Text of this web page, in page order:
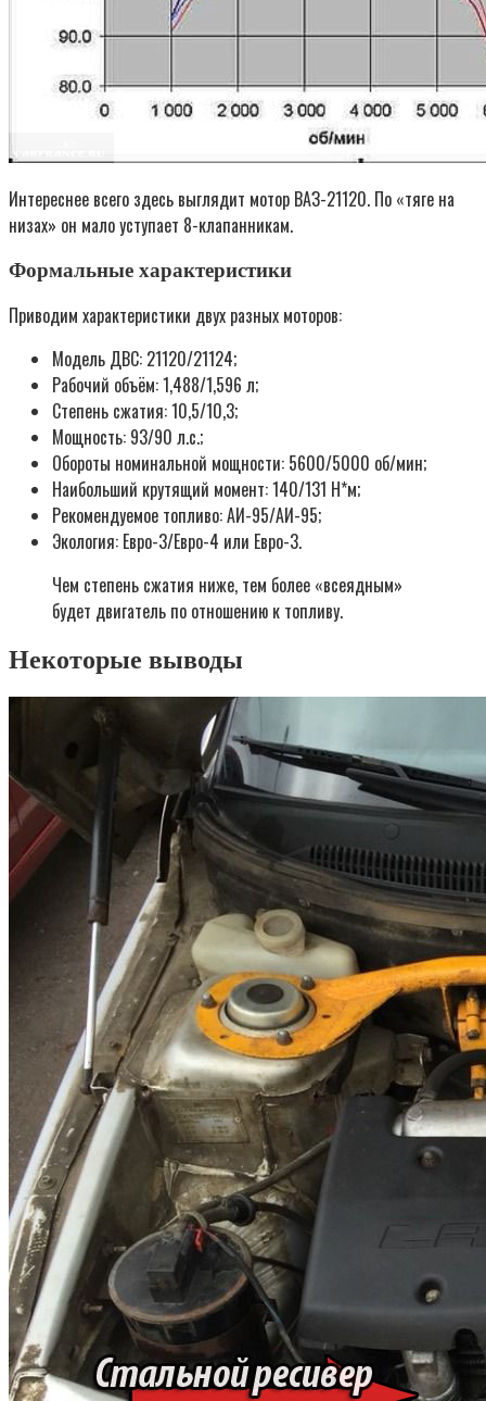
Интереснее всего здесь выглядит мотор ВАЗ-21120. По «тяге на
низах» он мало уступает 8-клапанникам.
Формальные характеристики
Приводим характеристики двух разных моторов:
Модель ДВС: 21120/21124;
Рабочий объём: 1,488/1,596 л;
Степень сжатия: 10,5/10,3;
Мощность: 93/90 л.с.;
Обороты номинальной мощности: 5600/5000 об/мин;
Наибольший крутящий момент: 140/131 Н*м;
Рекомендуемое топливо: АИ-95/АИ-95;
Экология: Евро-3/Евро-4 или Евро-3.
Чем степень сжатия ниже, тем более «всеядным»
будет двигатель по отношению к топливу.
Некоторые выводы